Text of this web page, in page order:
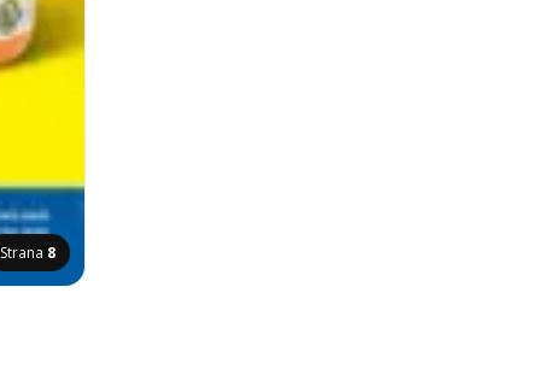
Strana 8